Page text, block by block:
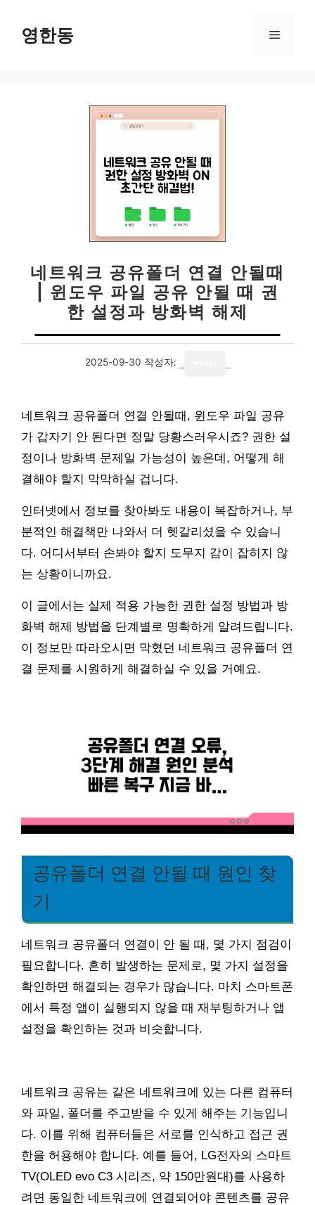
영한동 메
네트워크 공유폴더 연결 안될때
| 윈도우 파일 공유 안될 때 권
한 설정과 방화벽 해제
2025-09-30 작성자:
네트워크 공유폴더 연결 안될때, 윈도우 파일 공유
가 갑자기 안 된다면 정말 당황스러우시죠? 권한 설
정이나 방화벽 문제일 가능성이 높은데, 어떻게 해
결해야 할지 막막하실 겁니다.
인터넷에서 정보를 찾아봐도 내용이 복잡하거나, 부
분적인 해결책만 나와서 더 헷갈리셨을 수 있습니
다. 어디서부터 손봐야 할지 도무지 감이 잡히지 않
는 상황이니까요.
이 글에서는 실제 적용 가능한 권한 설정 방법과 방
화벽 해제 방법을 단계별로 명확하게 알려드립니다.
이 정보만 따라오시면 막혔던 네트워크 공유폴더 연
결 문제를 시원하게 해결하실 수 있을 거예요.
공유폴더 연결 안될 때 원인 찾
기
네트워크 공유폴더 연결이 안 될 때, 몇 가지 점검이
필요합니다. 흔히 발생하는 문제로, 몇 가지 설정을
확인하면 해결되는 경우가 많습니다. 마치 스마트폰
에서 특정 앱이 실행되지 않을 때 재부팅하거나 앱
설정을 확인하는 것과 비슷합니다.
네트워크 공유는 같은 네트워크에 있는 다른 컴퓨터
와 파일, 폴더를 주고받을 수 있게 해주는 기능입니
다. 이를 위해 컴퓨터들은 서로를 인식하고 접근 권
한을 허용해야 합니다. 예를 들어, LG전자의 스마트
TV(OLED evo C3 시리즈, 약 150만원대)를 사용하
려면 동일한 네트워크에 연결되어야 콘텐츠를 공유